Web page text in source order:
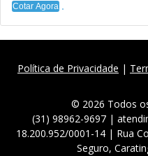
Cotar Agora
Política de Privacidade |
© 2026 Todos
(31) 98962-9697 |
18.200.952/0001-14 | Rua
Seguro,